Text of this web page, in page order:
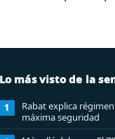
Lo más visto de la
1
Rabat explica
máxima seguridad